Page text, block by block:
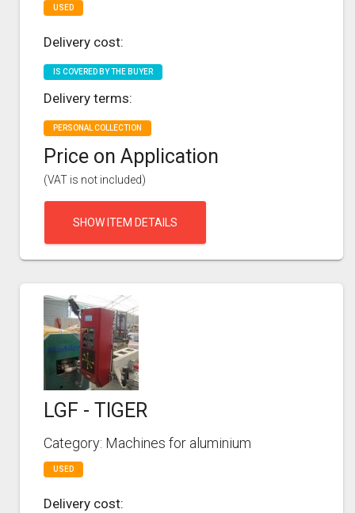
USED
Delivery cost:
IS COVERED BY THE BUYER
Delivery terms:
PERSONAL COLLECTION
Price on Application
(VAT is not included)
SHOW ITEM DETAILS
LGF - TIGER
Category: Machines for aluminium
USED
Delivery cost: